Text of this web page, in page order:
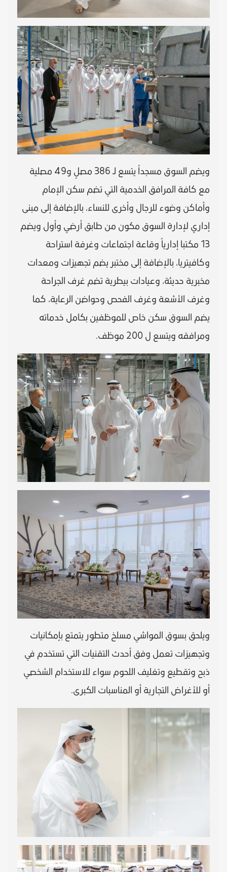
ويضم السوق مسجداً يتسع لـ 386 مصلٍ و49 مصلية
مع كافة المرافق الخدمية التي تضم سكن الإمام
وأماكن وضوء للرجال وأخرى للنساء، بالإضافة إلى مبنى
إداري لإدارة السوق مكون من طابق أرضي وأول ويضم
13 مكتبا إدارياً وقاعة اجتماعات وغرفة استراحة
وكافيتريا، بالإضافة إلى مختبر يضم تجهيزات ومعدات
مخبرية حديثة، وعيادات بيطرية تضم غرف الجراحة
وغرف الأشعة وغرف الفحص وحواضن الرعاية، كما
يضم السوق سكن خاص للموظفين بكامل خدماته
ومرافقه ويتسع ل 200 موظف.
ويلحق بسوق المواشي مسلخ متطور يتمتع بإمكانيات
وتجهيزات تعمل وفق أحدث التقنيات التي تستخدم في
ذبح وتقطيع وتغليف اللحوم سواء للاستخدام الشخصي
أو للأغراض التجارية أو المناسبات الكبرى.